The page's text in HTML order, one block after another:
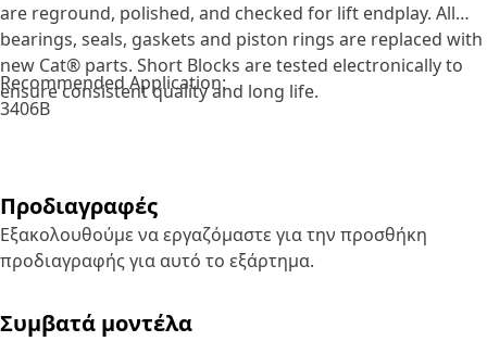
are reground, polished, and checked for lift endplay. All
bearings, seals, gaskets and piston rings are replaced with
new Cat® parts. Short Blocks are tested electronically to
ensure consistent quality and long life.
Recommended Application:
3406B
Προδιαγραφές
Εξακολουθούμε να εργαζόμαστε για την προσθήκη
προδιαγραφής για αυτό το εξάρτημα.
Συμβατά μοντέλα